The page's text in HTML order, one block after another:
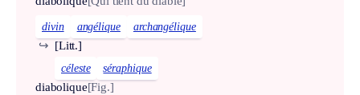
divin angélique archangélique
[Litt.]
↪
céleste séraphique
diabolique[Fig.]